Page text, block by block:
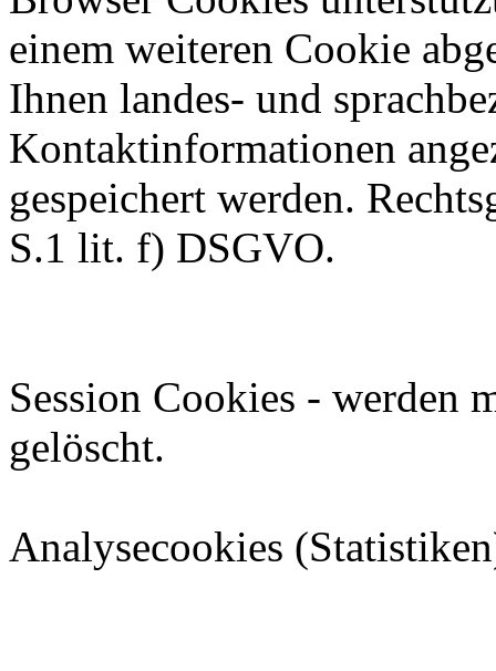
einem weiteren Cookie
Ihnen landes- und
Kontaktinformationen
gespeichert werden.
S.1 lit. f) DSGVO.
Session Cookies - werden
gelöscht.
Analysecookies